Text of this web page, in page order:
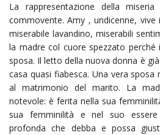
La rappresentazione della
commovente. Amy , undicenne, vive
miserabile lavandino, miserabili
la madre col cuore spezzato perché
sposa. Il letto della nuova donna è
casa quasi fiabesca. Una vera sposa
al matrimonio del marito. La
notevole: è ferita nella sua
sua femminilità e nel suo
profonda che debba e possa